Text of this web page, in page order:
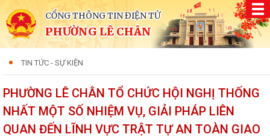
CỔNG THÔNG TIN ĐIỆN TỬ
PHƯỜNG LÊ CHÂN
TIN TỨC - SỰ KIỆN
PHƯỜNG LÊ CHÂN TỔ CHỨC HỘI NGHỊ THỐNG
NHẤT MỘT SỐ NHIỆM VỤ, GIẢI PHÁP LIÊN
QUAN ĐẾN LĨNH VỰC TRẬT TỰ AN TOÀN GIAO